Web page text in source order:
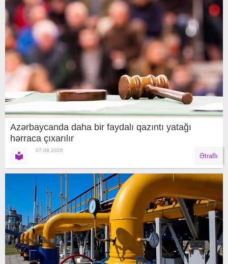
Azərbaycanda daha bir faydalı qazıntı yatağı
hərraca çıxarılır
07.08.2026
Ətraflı